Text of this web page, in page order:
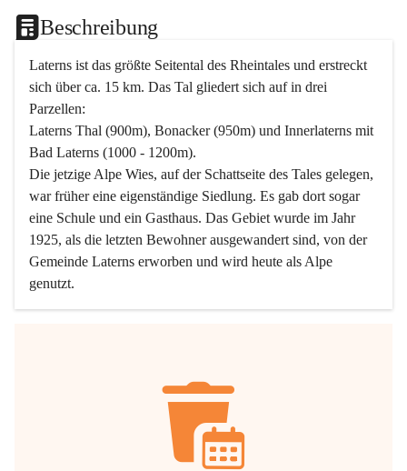
Beschreibung
Laterns ist das größte Seitental des Rheintales und erstreckt
sich über ca. 15 km. Das Tal gliedert sich auf in drei
Parzellen:
Laterns Thal (900m), Bonacker (950m) und Innerlaterns mit
Bad Laterns (1000 - 1200m).
Die jetzige Alpe Wies, auf der Schattseite des Tales gelegen,
war früher eine eigenständige Siedlung. Es gab dort sogar
eine Schule und ein Gasthaus. Das Gebiet wurde im Jahr
1925, als die letzten Bewohner ausgewandert sind, von der
Gemeinde Laterns erworben und wird heute als Alpe
genutzt.